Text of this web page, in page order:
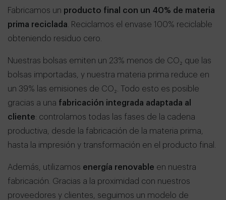
Fabricamos un producto final con un 40% de materia
prima reciclada . Reciclamos el envase 100% reciclable
obteniendo residuo cero.
Nuestras bolsas emiten un 23% menos de CO₂ que las
bolsas importadas, y nuestra materia prima reduce en
un 39% las emisiones de CO₂. Todo esto es posible
gracias a una fabricación integrada adaptada al
cliente: controlamos todas las fases de la cadena
productiva, desde la fabricación de la materia prima,
hasta la impresión y transformación en el producto final.
Además, utilizamos energía renovable en nuestra
fabricación. Gracias a la proximidad con nuestros
proveedores y clientes, seguimos un modelo de